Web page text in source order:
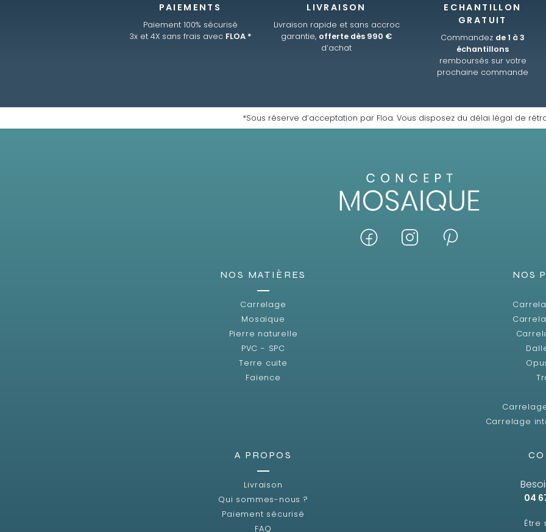
PAIEMENTS
Paiement 100% sécurisé
3x et 4X sans frais avec FLOA *
LIVRAISON
Livraison rapide et sans accroc
garantie, offerte dès 990 €
d’achat
ECHANTILLON
GRATUIT
Commandez de 1 à 3
échantillons
remboursés sur votre
prochaine commande
*Sous réserve d’acceptation par Floa. Vous disposez du délai légal de
NOS MATIÈRES
Carrelage
Mosaïque
Pierre naturelle
PVC - SPC
Terre cuite
Faïence
NOS
Carrelage
A PROPOS
Livraison
Qui sommes-nous ?
Paiement sécurisé
FAQ
04
Être